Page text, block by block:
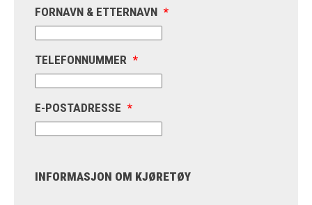
FORNAVN & ETTERNAVN *
TELEFONNUMMER *
E-POSTADRESSE *
INFORMASJON OM KJØRETØY